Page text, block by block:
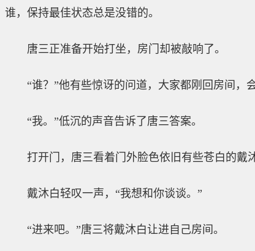
谁，保持最佳状态总是没错的。
唐三正准备开始打坐，房门却被敲响了。
“谁？”他有些惊讶的问道，大家都刚回房间，
“我。”低沉的声音告诉了唐三答案。
打开门，唐三看着门外脸色依旧有些苍白的戴
戴沐白轻叹一声，“我想和你谈谈。”
“进来吧。”唐三将戴沐白让进自己房间。